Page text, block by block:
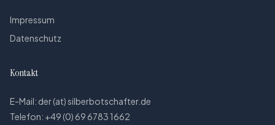
Impressum
Datenschutz
Kontakt
E-Mail: der (at) silberbotschafter.de
Telefon: +49 (0) 69 6783 1662